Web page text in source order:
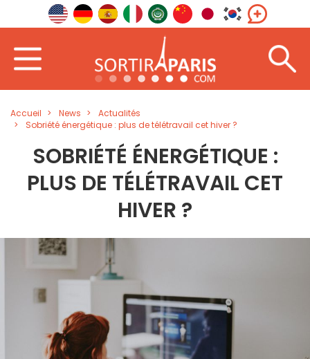
Accueil News
Actualités
Sobriété énergétique : plus de télétravail cet hiver ?
SOBRIÉTÉ ÉNERGÉTIQUE :
PLUS DE TÉLÉTRAVAIL CET
HIVER ?